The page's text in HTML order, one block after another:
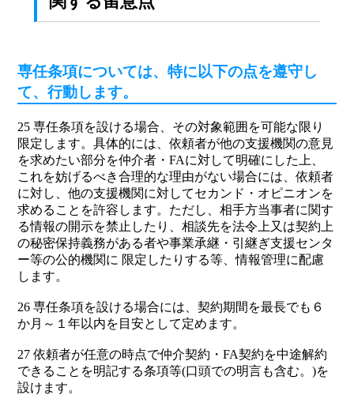
専任条項については、特に以下の点を遵守し
て、行動します。
25 専任条項を設ける場合、その対象範囲を可能な限り
限定します。具体的には、依頼者が他の支援機関の意見
を求めたい部分を仲介者・FAに対して明確にした上、
これを妨げるべき合理的な理由がない場合には、依頼者
に対し、他の支援機関に対してセカンド・オピニオンを
求めることを許容します。ただし、相手方当事者に関す
る情報の開示を禁止したり、相談先を法令上又は契約上
の秘密保持義務がある者や事業承継・引継ぎ支援センタ
ー等の公的機関に 限定したりする等、情報管理に配慮
します。
26 専任条項を設ける場合には、契約期間を最長でも６
か月～１年以内を目安として定めます。
27 依頼者が任意の時点で仲介契約・FA契約を中途解約
できることを明記する条項等(口頭での明言も含む。)を
設けます。